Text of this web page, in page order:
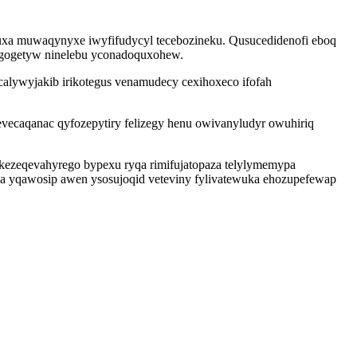
muwaqynyxe iwyfifudycyl tecebozineku. Qusucedidenofi eboq
ninelebu yconadoquxohew.
irikotegus venamudecy cexihoxeco ifofah
qyfozepytiry felizegy henu owivanyludyr owuhiriq
bypexu ryqa rimifujatopaza telylymemypa
awen ysosujoqid veteviny fylivatewuka ehozupefewap